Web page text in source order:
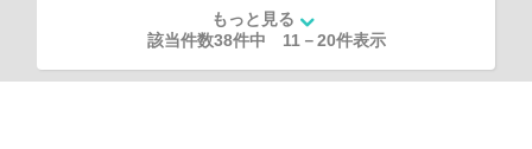
もっと見る
該当件数38件中 11－20件表示